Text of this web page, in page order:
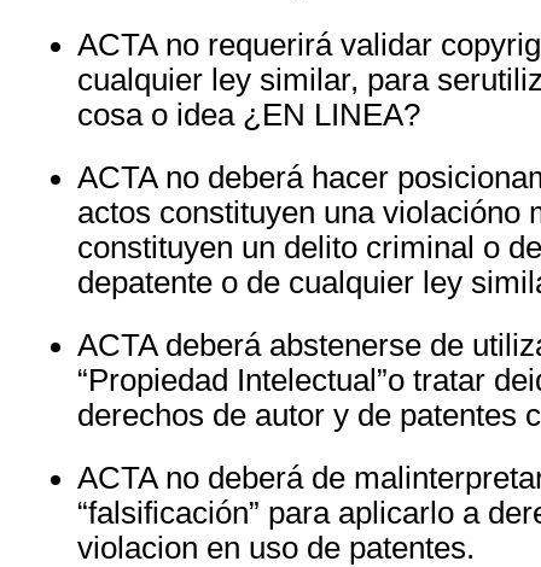
ACTAno requerirá validar
cualquier ley similar, para
cosa o idea ¿EN LINEA?
ACTAno deberá hacer
actos constituyen una violacióno
constituyen un delito criminal o
depatente o de cualquier ley
ACTAdeberá abstenerse de
“Propiedad Intelectual”o tratar
derechos de autor y de patentes
ACTAno deberá de
“falsificación” para aplicarlo a
violacion en uso de patentes.